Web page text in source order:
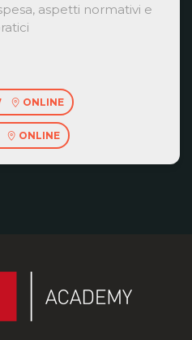
aspetti normativi e
ONLINE
ONLINE